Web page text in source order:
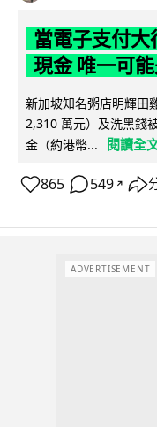
當電子支付大
現金 唯一可
新加坡知名粥店明輝田
2,310 萬元）及洗黑錢
金（約港幣...
閱讀全
865 549 ↗
ADVERTISEMENT